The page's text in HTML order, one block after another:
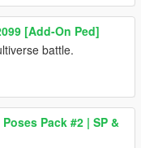
[Add-On Ped]
battle.
Pack #2 | SP &